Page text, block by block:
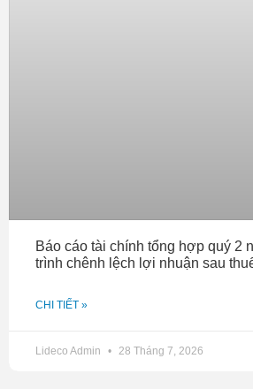
Báo cáo tài chính tổng hợp quý 2
trình chênh lệch lợi nhuận sau
CHI TIẾT »
Lideco Admin 28 Tháng 7, 2026